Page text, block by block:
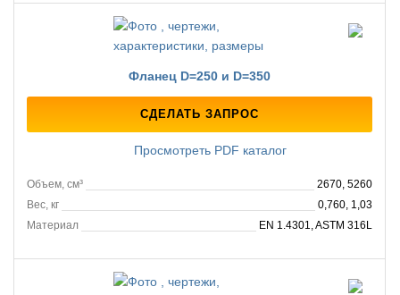
Фланец D=250 и D=350
СДЕЛАТЬ ЗАПРОС
Просмотреть PDF каталог
Объем, см³
2670, 5260
Вес, кг
0,760, 1,03
Материал
EN 1.4301, ASTM 316L